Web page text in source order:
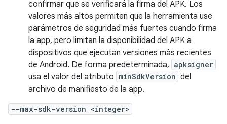
confirmar que se verificará la firma del APK. Los
valores más altos permiten que la herramienta use
parámetros de seguridad más fuertes cuando firma
la app, pero limitan la disponibilidad del APK a
dispositivos que ejecutan versiones más recientes
de Android. De forma predeterminada, apksigner
usa el valor del atributo minSdkVersion del
archivo de manifiesto de la app.
--max-sdk-version <integer>